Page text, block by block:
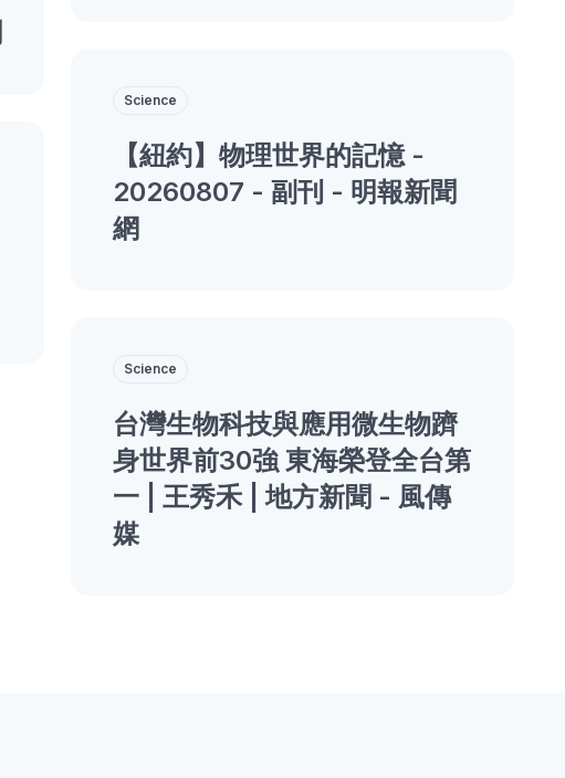
Science
【紐約】物理世界的記憶 -
20260807 - 副刊 - 明報新聞
網
Science
台灣生物科技與應用微生物躋
身世界前30強 東海榮登全台第
一 | 王秀禾 | 地方新聞 - 風傳
媒